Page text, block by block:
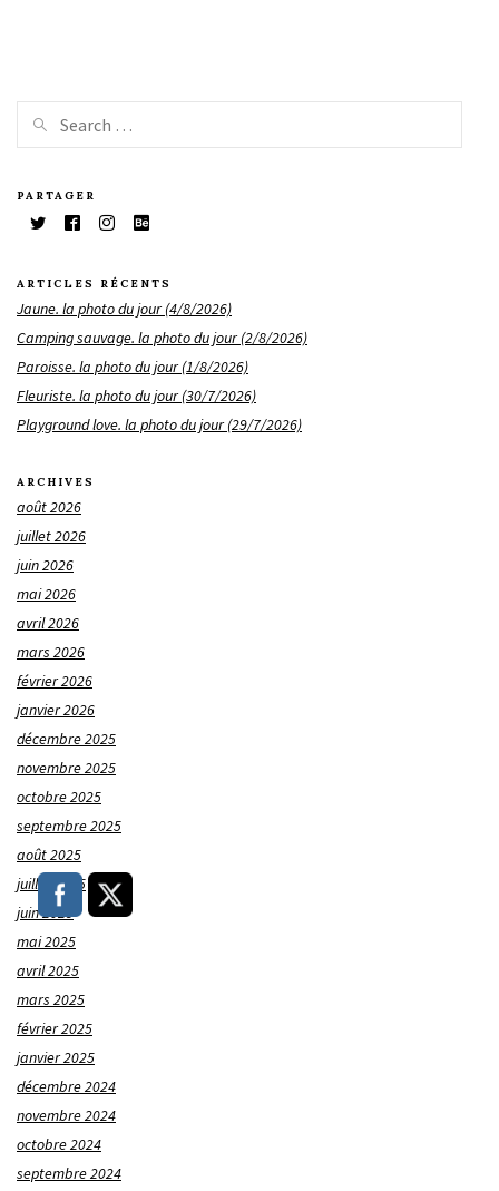
PARTAGER
ARTICLES RÉCENTS
Jaune. la photo du jour (4/8/2026)
Camping sauvage. la photo du jour (2/8/2026)
Paroisse. la photo du jour (1/8/2026)
Fleuriste. la photo du jour (30/7/2026)
Playground love. la photo du jour (29/7/2026)
ARCHIVES
août 2026
juillet 2026
juin 2026
mai 2026
avril 2026
mars 2026
février 2026
janvier 2026
décembre 2025
novembre 2025
octobre 2025
septembre 2025
août 2025
juillet 2025
juin 2025
mai 2025
avril 2025
mars 2025
février 2025
janvier 2025
décembre 2024
novembre 2024
octobre 2024
septembre 2024